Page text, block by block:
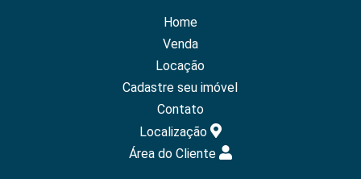
Home
Venda
Locação
Cadastre seu imóvel
Contato
Localização
Área do Cliente